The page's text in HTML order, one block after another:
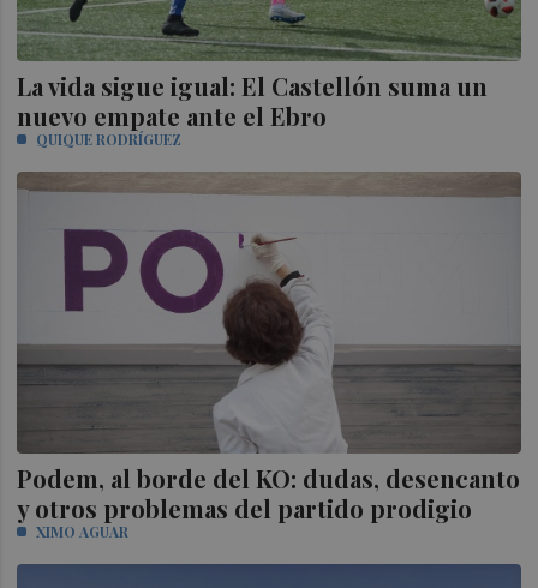
La vida sigue igual: El Castellón suma un
nuevo empate ante el Ebro
QUIQUE RODRÍGUEZ
Podem, al borde del KO: dudas, desencanto
y otros problemas del partido prodigio
XIMO AGUAR